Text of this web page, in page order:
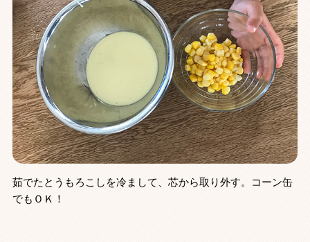
茹でたとうもろこしを冷まして、芯から取り外す。コーン缶
でもＯＫ！